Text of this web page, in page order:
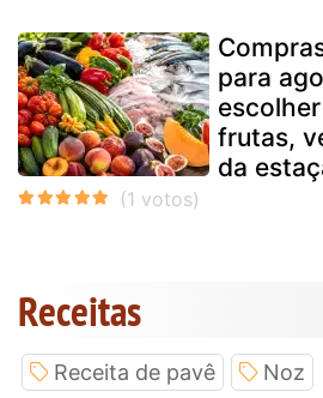
para
frutas,
da
Receitas
Receita de pavê
Noz